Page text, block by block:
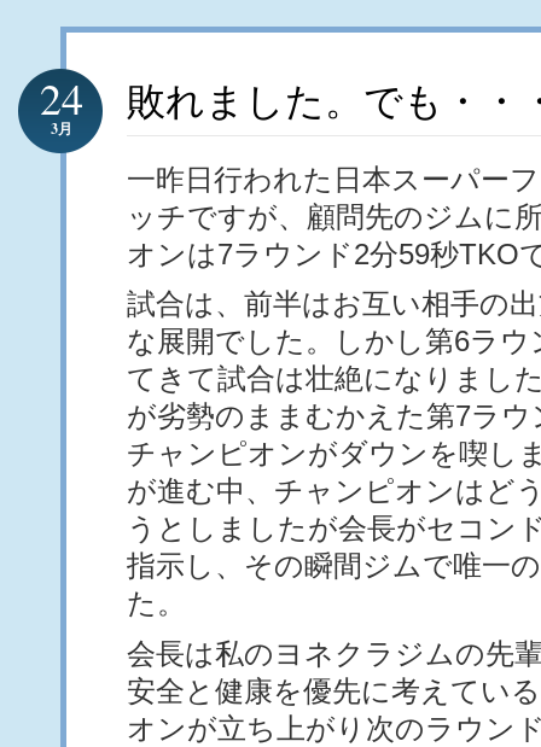
敗れました。でも・・
24
3月
一昨日行われた日本スーパー
ッチですが、顧問先のジムに
オンは7ラウンド2分59秒TKO
試合は、前半はお互い相手の
な展開でした。しかし第6ラウ
てきて試合は壮絶になりまし
が劣勢のままむかえた第7ラ
チャンピオンがダウンを喫し
が進む中、チャンピオンはど
うとしましたが会長がセコン
指示し、その瞬間ジムで唯一
た。
会長は私のヨネクラジムの先
安全と健康を優先に考えてい
オンが立ち上がり次のラウン